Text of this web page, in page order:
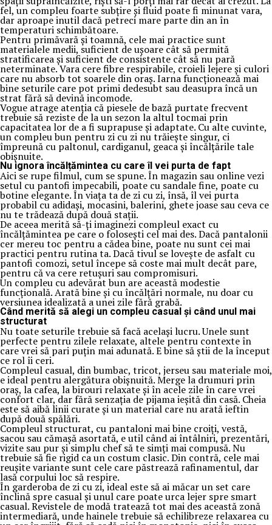
fel, un compleu foarte subțire și fluid poate fi minunat vara,
dar aproape inutil dacă petreci mare parte din an în
temperaturi schimbătoare.
Pentru primăvară și toamnă, cele mai practice sunt
materialele medii, suficient de ușoare cât să permită
stratificarea și suficient de consistente cât să nu pară
neterminate. Vara cere fibre respirabile, croieli lejere și culori
care nu absorb tot soarele din oraș. Iarna funcționează mai
bine seturile care pot primi dedesubt sau deasupra încă un
strat fără să devină incomode.
Vogue atrage atenția că piesele de bază purtate frecvent
trebuie să reziste de la un sezon la altul tocmai prin
capacitatea lor de a fi suprapuse și adaptate. Cu alte cuvinte,
un compleu bun pentru zi cu zi nu trăiește singur, ci
împreună cu paltonul, cardiganul, geaca și încălțările tale
obișnuite.
Nu ignora încălțămintea cu care îl vei purta de fapt
Aici se rupe filmul, cum se spune. În magazin sau online vezi
setul cu pantofi impecabili, poate cu sandale fine, poate cu
botine elegante. În viața ta de zi cu zi, însă, îl vei purta
probabil cu adidași, mocasini, balerini, ghete joase sau ceva ce
nu te trădează după două stații.
De aceea merită să-ți imaginezi compleul exact cu
încălțămintea pe care o folosești cel mai des. Dacă pantalonii
cer mereu toc pentru a cădea bine, poate nu sunt cei mai
practici pentru rutina ta. Dacă tivul se lovește de asfalt cu
pantofi comozi, setul începe să coste mai mult decât pare,
pentru că va cere retușuri sau compromisuri.
Un compleu cu adevărat bun are această modestie
funcțională. Arată bine și cu încălțări normale, nu doar cu
versiunea idealizată a unei zile fără grabă.
Când merită să alegi un compleu casual și când unul mai
structurat
Nu toate seturile trebuie să facă același lucru. Unele sunt
perfecte pentru zilele relaxate, altele pentru contexte în
care vrei să pari puțin mai adunată. E bine să știi de la început
ce rol îi ceri.
Compleul casual, din bumbac, tricot, jerseu sau materiale moi,
e ideal pentru alergătura obișnuită. Merge la drumuri prin
oraș, la cafea, la birouri relaxate și în acele zile în care vrei
confort clar, dar fără senzația de pijama ieșită din casă. Cheia
este să aibă linii curate și un material care nu arată ieftin
după două spălări.
Compleul structurat, cu pantaloni mai bine croiți, vestă,
sacou sau cămașă asortată, e util când ai întâlniri, prezentări,
vizite sau pur și simplu chef să te simți mai compusă. Nu
trebuie să fie rigid ca un costum clasic. Din contră, cele mai
reușite variante sunt cele care păstrează rafinamentul, dar
lasă corpului loc să respire.
În garderoba de zi cu zi, ideal este să ai măcar un set care
înclină spre casual și unul care poate urca lejer spre smart
casual. Revistele de modă tratează tot mai des această zonă
intermediară, unde hainele trebuie să echilibreze relaxarea cu